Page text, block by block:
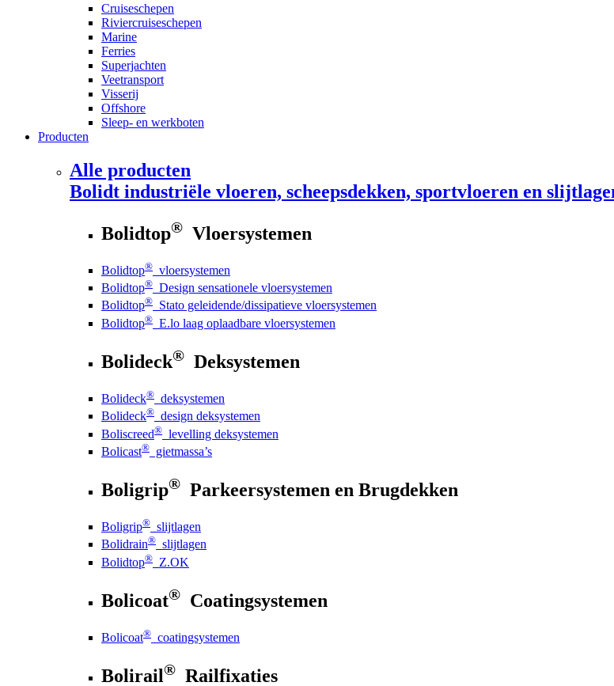
Cruiseschepen
Riviercruiseschepen
Marine
Ferries
Superjachten
Veetransport
Visserij
Offshore
Sleep- en werkboten
Producten
Alle producten
Bolidt industriële vloeren, scheepsdekken, sportvloeren en
Bolidtop® Vloersystemen
Bolidtop® vloersystemen
Bolidtop® Design sensationele vloersystemen
Bolidtop® Stato geleidende/dissipatieve vloersystemen
Bolidtop® E.lo laag oplaadbare vloersystemen
Bolideck® Deksystemen
Bolideck® deksystemen
Bolideck® design deksystemen
Boliscreed® levelling deksystemen
Bolicast® gietmassa’s
Boligrip® Parkeersystemen en Brugdekken
Boligrip® slijtlagen
Bolidrain® slijtlagen
Bolidtop® Z.OK
Bolicoat® Coatingsystemen
Bolicoat® coatingsystemen
Bolirail® Railfixaties